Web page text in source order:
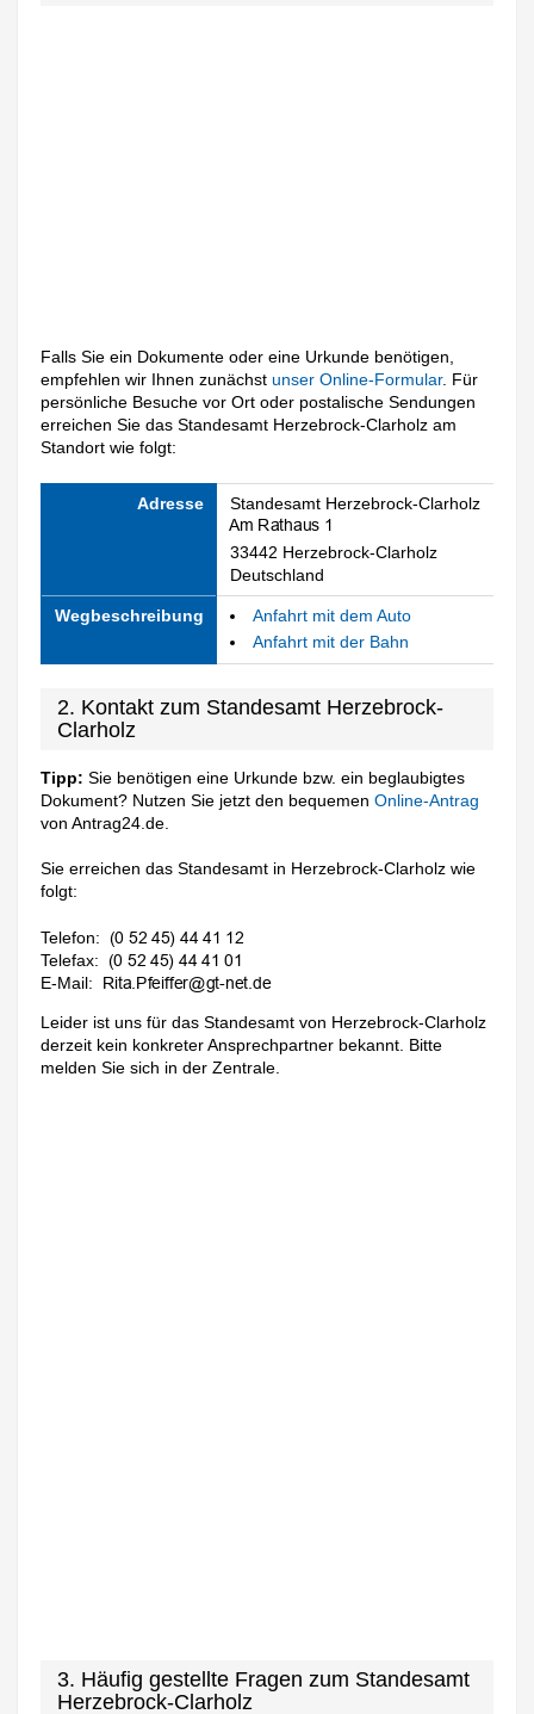
Falls Sie ein Dokumente oder eine Urkunde benötigen,
empfehlen wir Ihnen zunächstunser Online-Formular. Für
persönliche Besuche vor Ort oder postalische Sendungen
erreichen Sie das Standesamt Herzebrock-Clarholz am
Standort wie folgt:
Adresse Standesamt Herzebrock-Clarholz
33442 Herzebrock-Clarholz
Deutschland
Wegbeschreibung
Anfahrt mit dem Auto
Anfahrt mit der Bahn
2. Kontakt zum Standesamt Herzebrock-
Clarholz
Tipp: Sie benötigen eine Urkunde bzw. ein beglaubigtes
Dokument? Nutzen Sie jetzt den bequemenOnline-Antrag
von Antrag24.de.
Sie erreichen das Standesamt in Herzebrock-Clarholz wie
folgt:
Telefon:
Telefax:
E-Mail:
Leider ist uns für das Standesamt von Herzebrock-Clarholz
derzeit kein konkreter Ansprechpartner bekannt. Bitte
melden Sie sich in der Zentrale.
3. Häufig gestellte Fragen zum Standesamt
Herzebrock-Clarholz